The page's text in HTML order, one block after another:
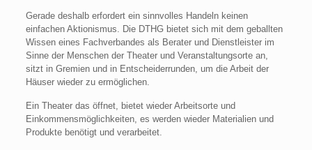
Gerade deshalb erfordert ein sinnvolles Handeln keinen
einfachen Aktionismus. Die DTHG bietet sich mit dem geballten
Wissen eines Fachverbandes als Berater und Dienstleister im
Sinne der Menschen der Theater und Veranstaltungsorte an,
sitzt in Gremien und in Entscheiderrunden, um die Arbeit der
Häuser wieder zu ermöglichen.
Ein Theater das öffnet, bietet wieder Arbeitsorte und
Einkommensmöglichkeiten, es werden wieder Materialien und
Produkte benötigt und verarbeitet.